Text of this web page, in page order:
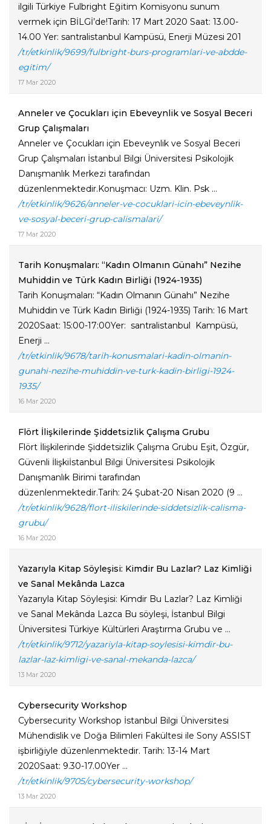
ilgili Türkiye Fulbright Eğitim Komisyonu sunum
vermek için BİLGİ’de!Tarih: 17 Mart 2020 Saat: 13.00-
14.00 Yer: santralistanbul Kampüsü, Enerji Müzesi 201
/tr/etkinlik/9699/fulbright-burs-programlari-ve-abdde-
egitim/
17 Mar 2020
Anneler ve Çocukları için Ebeveynlik ve Sosyal Beceri
Grup Çalışmaları
Anneler ve Çocukları için Ebeveynlik ve Sosyal Beceri
Grup Çalışmaları İstanbul Bilgi Üniversitesi Psikolojik
Danışmanlık Merkezi tarafından
düzenlenmektedir.Konuşmacı: Uzm. Klin. Psk ...
/tr/etkinlik/9626/anneler-ve-cocuklari-icin-ebeveynlik-
ve-sosyal-beceri-grup-calismalari/
17 Mar 2020
Tarih Konuşmaları: “Kadın Olmanın Günahı” Nezihe
Muhiddin ve Türk Kadın Birliği (1924-1935)
Tarih Konuşmaları: “Kadın Olmanın Günahı” Nezihe
Muhiddin ve Türk Kadın Birliği (1924-1935) Tarih: 16 Mart
2020Saat: 15:00-17:00Yer: santralistanbul Kampüsü,
Enerji ...
/tr/etkinlik/9678/tarih-konusmalari-kadin-olmanin-
gunahi-nezihe-muhiddin-ve-turk-kadin-birligi-1924-
1935/
16 Mar 2020
Flört İlişkilerinde Şiddetsizlik Çalışma Grubu
Flört İlişkilerinde Şiddetsizlik Çalışma Grubu Eşit, Özgür,
Güvenli İlişkiİstanbul Bilgi Üniversitesi Psikolojik
Danışmanlık Birimi tarafından
düzenlenmektedir.Tarih: 24 Şubat-20 Nisan 2020 (9 ...
/tr/etkinlik/9628/flort-iliskilerinde-siddetsizlik-calisma-
grubu/
16 Mar 2020
Yazarıyla Kitap Söyleşisi: Kimdir Bu Lazlar? Laz Kimliği
ve Sanal Mekânda Lazca
Yazarıyla Kitap Söyleşisi: Kimdir Bu Lazlar? Laz Kimliği
ve Sanal Mekânda Lazca Bu söyleşi, İstanbul Bilgi
Üniversitesi Türkiye Kültürleri Araştırma Grubu ve ...
/tr/etkinlik/9712/yazariyla-kitap-soylesisi-kimdir-bu-
lazlar-laz-kimligi-ve-sanal-mekanda-lazca/
13 Mar 2020
Cybersecurity Workshop
Cybersecurity Workshop İstanbul Bilgi Üniversitesi
Mühendislik ve Doğa Bilimleri Fakültesi ile Sony ASSIST
işbirliğiyle düzenlenmektedir. Tarih: 13-14 Mart
2020Saat: 9.30-17.00Yer ...
/tr/etkinlik/9705/cybersecurity-workshop/
13 Mar 2020